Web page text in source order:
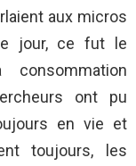
aux micros
jour, ce fut le
ont pu
en vie et
toujours, les